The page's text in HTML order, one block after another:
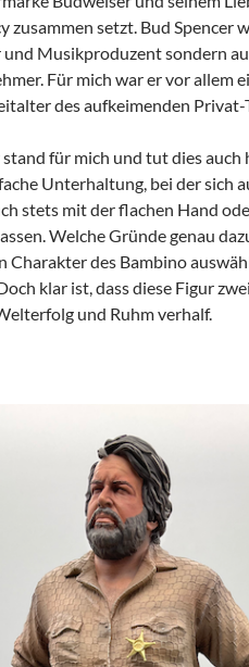
zusammen setzt. Bud Spencer
und Musikproduzent sondern
Für mich war er vor allem
des aufkeimenden Privat-
stand für mich und tut dies auch
Unterhaltung, bei der sich
stets mit der flachen Hand
Welche Gründe genau
Charakter des Bambino
klar ist, dass diese Figur
und Ruhm verhalf.